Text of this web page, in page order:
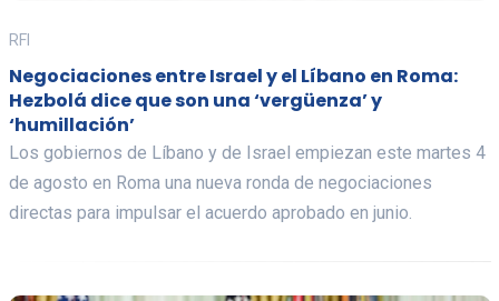
RFI
Negociaciones entre Israel y el Líbano en Roma:
Hezbolá dice que son una ‘vergüenza’ y
‘humillación’
Los gobiernos de Líbano y de Israel empiezan este martes 4
de agosto en Roma una nueva ronda de negociaciones
directas para impulsar el acuerdo aprobado en junio.